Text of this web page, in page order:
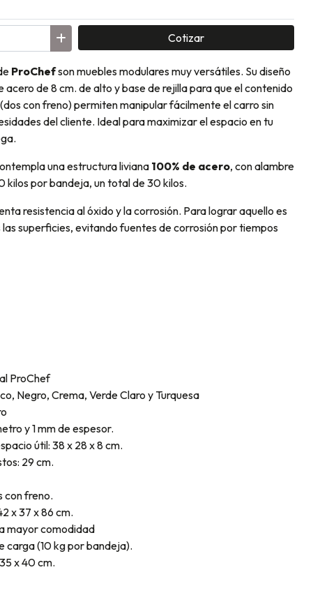
Cotizar
ProChefson muebles modulares muy versátiles. Su diseño
de 8 cm. de alto y base de rejilla para que el contenido
con freno) permiten manipular fácilmente el carro sin
del cliente. Ideal para maximizar el espacio en tu
una estructura liviana 100% de acero, con alambre
kilos por bandeja, un total de 30 kilos.
resistencia al óxido y la corrosión. Para lograr aquello es
superficies, evitando fuentes de corrosión por tiempos
ProChef
Negro, Crema, Verde Claro y Turquesa
y 1 mm de espesor.
útil: 38 x 28 x 8 cm.
29 cm.
con freno.
x 37 x 86 cm.
mayor comodidad
carga (10 kg por bandeja).
x 40 cm.